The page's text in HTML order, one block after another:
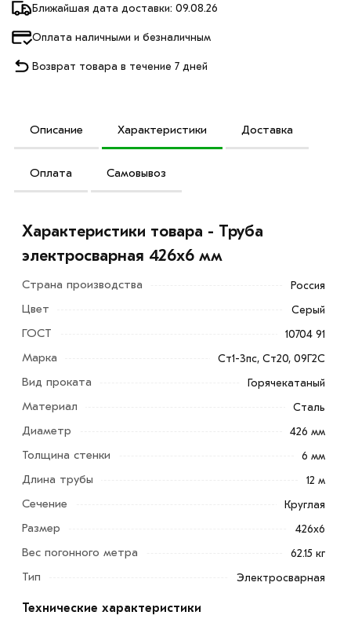
Ближайшая дата доставки: 09.08.26
Оплата наличными и безналичным
Возврат товара в течение 7 дней
Описание Характеристики Доставка
Оплата Самовывоз
Труба электросварная 426х6 мм - это
отличающееся наличием овального поперечного
сечения. Более широкие обороты применения получила
прямошовная продукция.
Это связано с малой длиной шва, что позволяет
тщательнее контролировать процесс изготовления
изделия на всех этапах производства и выпустить
транспортировки жидкостей и газа, возведения
конструкций разного назначения.
Характеристики товара - Труба
электросварная 426х6 мм
Страна производства Россия
Цвет Серый
ГОСТ 10704 91
Марка Ст1-3пс, Ст20, 09Г2С
Вид проката Горячекатаный
Материал Сталь
Диаметр 426 мм
Толщина стенки 6 мм
Длина трубы 12 м
Сечение Круглая
Размер 426х6
Вес погонного метра 62.15 кг
Тип Электросварная
Технические характеристики